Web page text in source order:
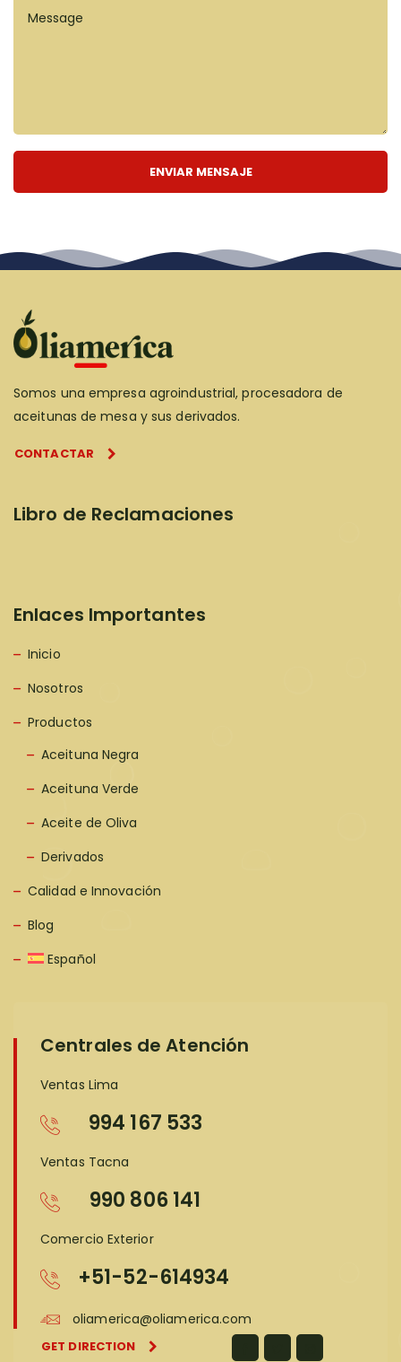
Somos una empresa agroindustrial, procesadora de
aceitunas de mesa y sus derivados.
CONTACTAR
Libro de Reclamaciones
Enlaces Importantes
Inicio
Nosotros
Productos
Aceituna Negra
Aceituna Verde
Aceite de Oliva
Derivados
Calidad e Innovación
Blog
Español
Centrales de Atención
Ventas Lima
994 167 533
Ventas Tacna
990 806 141
Comercio Exterior
+51-52-614934
oliamerica@oliamerica.com
GET DIRECTION